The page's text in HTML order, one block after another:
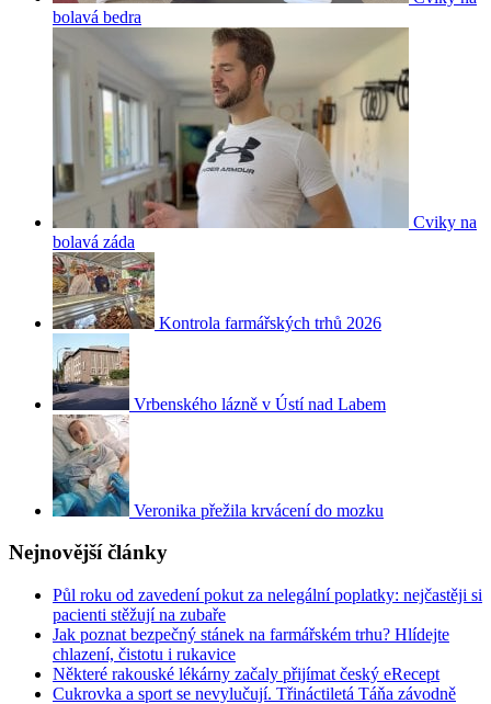
bolavá bedra
Cviky na
bolavá záda
Kontrola farmářských trhů 2026
Vrbenského lázně v Ústí nad Labem
Veronika přežila krvácení do mozku
Nejnovější články
Půl roku od zavedení pokut za nelegální poplatky: nejčastěji si
pacienti stěžují na zubaře
Jak poznat bezpečný stánek na farmářském trhu? Hlídejte
chlazení, čistotu i rukavice
Některé rakouské lékárny začaly přijímat český eRecept
Cukrovka a sport se nevylučují. Třináctiletá Táňa závodně